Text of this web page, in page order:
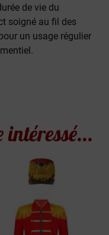
de vie du
soigné au fil des
un usage régulier